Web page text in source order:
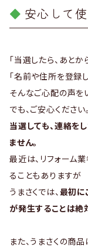
安心して
「当選したら、あと
「名前や住所を登録
そんなご心配の声を
でも、ご安心ください。
当選しても、連絡を
ません。
最近は、リフォーム
ることもありますが
うまさくでは、 最初に
が発生することは絶
また、うまさくの商品